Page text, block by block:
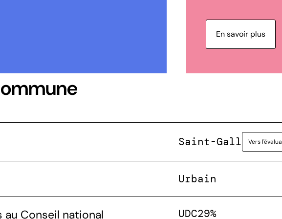
En savoir plus
Saint-Gall Vers
Urbain
Conseil national UDC29%